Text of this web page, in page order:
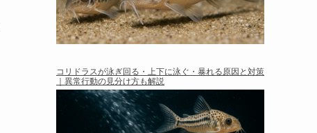
コリドラスが泳ぎ回る・上下に泳ぐ・暴れる原因と対策
｜異常行動の見分け方も解説